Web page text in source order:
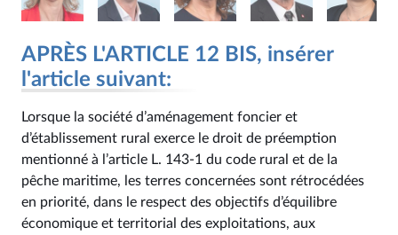
APRÈS L'ARTICLE 12 BIS, insérer
l'article suivant:
Lorsque la société d’aménagement foncier et
d’établissement rural exerce le droit de préemption
mentionné à l’article L. 143‑1 du code rural et de la
pêche maritime, les terres concernées sont rétrocédées
en priorité, dans le respect des objectifs d’équilibre
économique et territorial des exploitations, aux